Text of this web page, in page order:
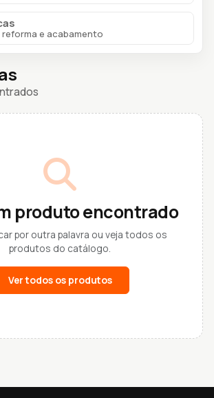
reforma e acabamento
produto encontrado
por outra palavra ou veja todos os
produtos do catálogo.
Ver todos os produtos